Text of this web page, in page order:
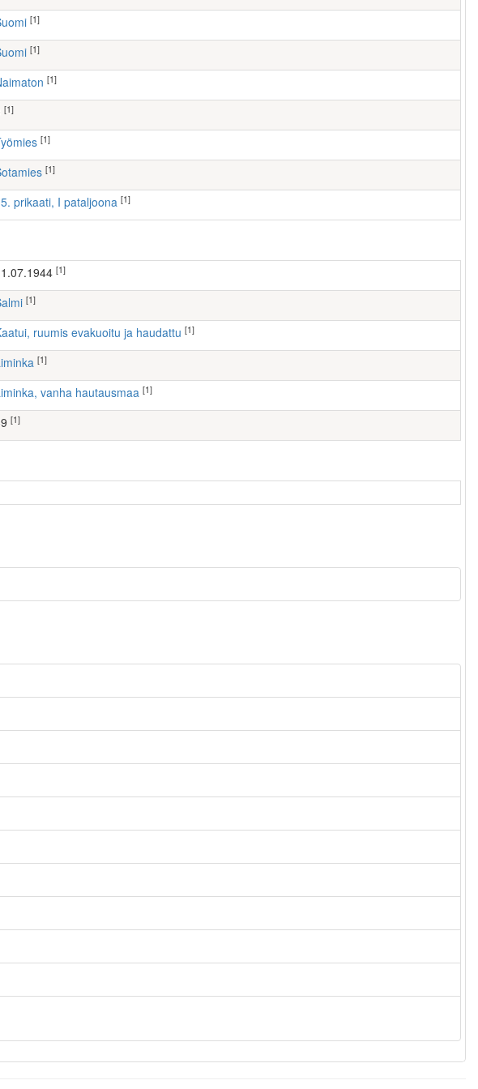
Suomi [1]
Suomi [1]
Naimaton [1]
[1]
työmies [1]
Sotamies [1]
15. prikaati, I pataljoona [1]
11.07.1944 [1]
Salmi [1]
Kaatui, ruumis evakuoitu ja haudattu [1]
Liminka [1]
Liminka, vanha hautausmaa [1]
69 [1]